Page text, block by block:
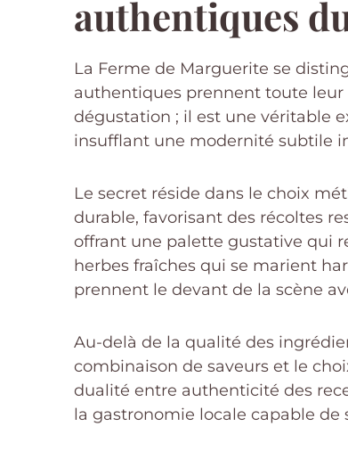
authentiques
La Ferme de Marguerite se
authentiques prennent toute leur
dégustation ; il est une véritable
insufflant une modernité subtile
Le secret réside dans le choix
durable, favorisant des récoltes
offrant une palette gustative qui
herbes fraîches qui se marient
prennent le devant de la scène
Au-delà de la qualité des
combinaison de saveurs et le
dualité entre authenticité des
la gastronomie locale capable